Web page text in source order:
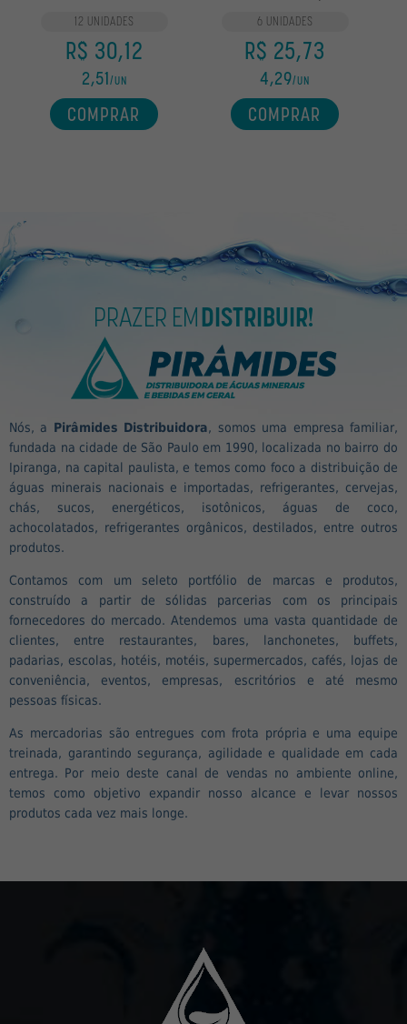
12 UNIDADES
R$ 30,12
2,51/UN
COMPRAR
6 UNIDADES
R$ 25,73
4,29/UN
COMPRAR
PRAZER EMDISTRIBUIR!
Nós, a Pirâmides Distribuidora, somos uma empresa familiar,
fundada na cidade de São Paulo em 1990, localizada no bairro do
Ipiranga, na capital paulista, e temos como foco a distribuição de
águas minerais nacionais e importadas, refrigerantes, cervejas,
chás, sucos, energéticos, isotônicos, águas de coco,
achocolatados, refrigerantes orgânicos, destilados, entre outros
produtos.
Contamos com um seleto portfólio de marcas e produtos,
construído a partir de sólidas parcerias com os principais
fornecedores do mercado. Atendemos uma vasta quantidade de
clientes, entre restaurantes, bares, lanchonetes, buffets,
padarias, escolas, hotéis, motéis, supermercados, cafés, lojas de
conveniência, eventos, empresas, escritórios e até mesmo
pessoas físicas.
As mercadorias são entregues com frota própria e uma equipe
treinada, garantindo segurança, agilidade e qualidade em cada
entrega. Por meio deste canal de vendas no ambiente online,
temos como objetivo expandir nosso alcance e levar nossos
produtos cada vez mais longe.